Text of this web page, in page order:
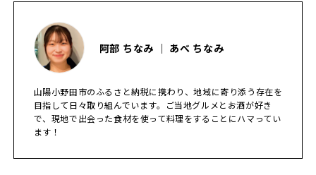
阿部 ちなみ ｜ あべ ちなみ
山陽小野田市のふるさと納税に携わり、地域に寄り添う存在を
目指して日々取り組んでいます。ご当地グルメとお酒が好き
で、現地で出会った食材を使って料理をすることにハマってい
ます！